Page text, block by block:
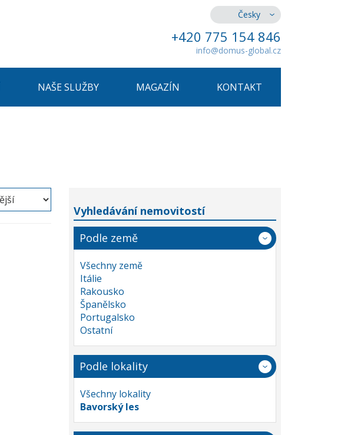
Česky
+420 775 154 846
info@domus-global.cz
NAŠE SLUŽBY MAGAZÍN KONTAKT
Vyhledávání nemovitostí
Podle země
Všechny země
Itálie
Rakousko
Španělsko
Portugalsko
Ostatní
Podle lokality
Všechny lokality
Bavorský les